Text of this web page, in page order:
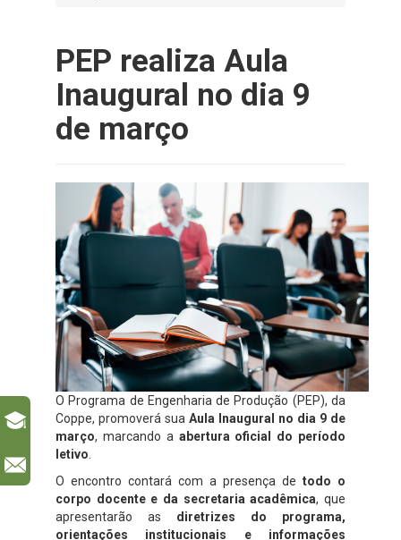
PEP realiza Aula
Inaugural no dia 9
de março
O Programa de Engenharia de Produção (PEP), da
Coppe, promoverá sua Aula Inaugural no dia 9 de
março, marcando a abertura oficial do período
letivo.
O encontro contará com a presença de todo o
corpo docente e da secretaria acadêmica, que
apresentarão as diretrizes do programa,
orientações institucionais e informações